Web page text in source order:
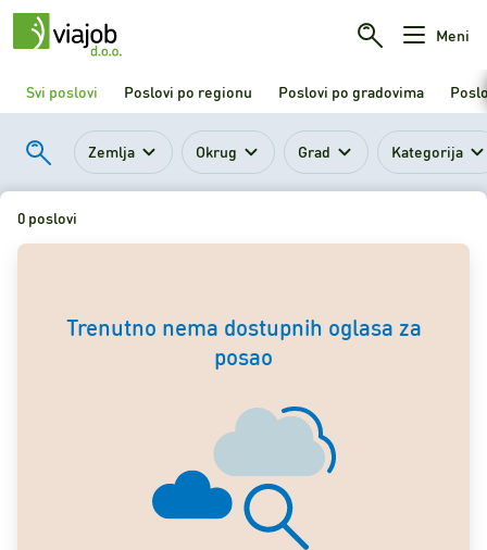
Meni
Svi poslovi Poslovi po regionu Poslovi po gradovima
Zemlja Okrug Grad Kategorija
0 poslovi
Trenutno nema dostupnih oglasa za
posao